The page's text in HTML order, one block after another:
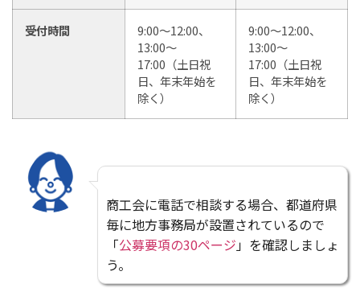
受付時間
9:00～12:00、
13:00～
17:00（土日祝
日、年末年始を
除く）
9:00～12:00、
13:00～
17:00（土日祝
日、年末年始を
除く）
商工会に電話で相談する場合、都道府県
毎に地方事務局が設置されているので
「公募要項の30ページ」を確認しましょ
う。